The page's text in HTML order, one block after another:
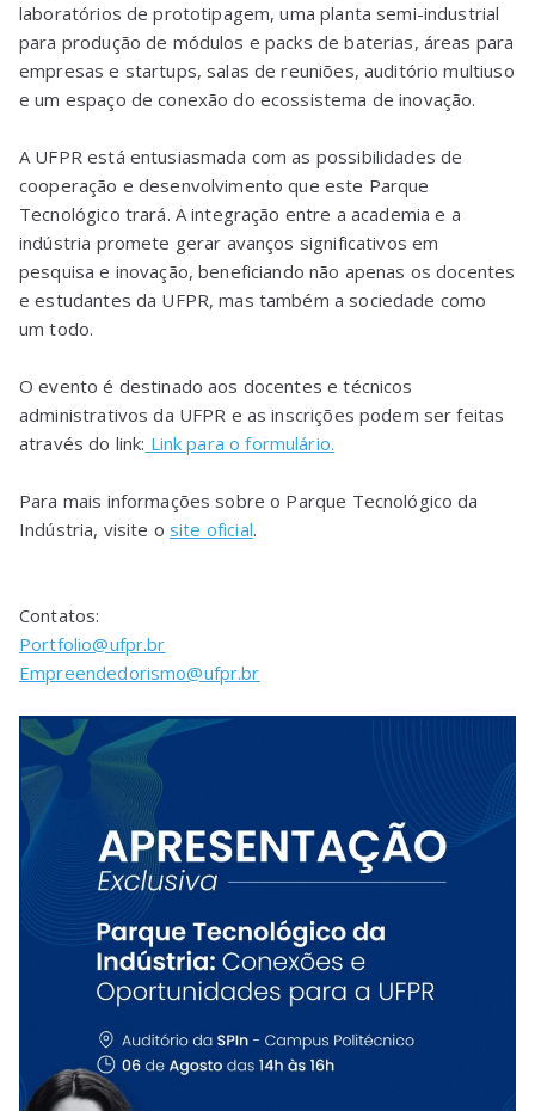
laboratórios de prototipagem, uma planta semi-industrial
para produção de módulos e packs de baterias, áreas para
empresas e startups, salas de reuniões, auditório multiuso
e um espaço de conexão do ecossistema de inovação.
A UFPR está entusiasmada com as possibilidades de
cooperação e desenvolvimento que este Parque
Tecnológico trará. A integração entre a academia e a
indústria promete gerar avanços significativos em
pesquisa e inovação, beneficiando não apenas os docentes
e estudantes da UFPR, mas também a sociedade como
um todo.
O evento é destinado aos docentes e técnicos
administrativos da UFPR e as inscrições podem ser feitas
através do link: Link para o formulário.
Para mais informações sobre o Parque Tecnológico da
Indústria, visite osite oficial.
Contatos:
Portfolio@ufpr.br
Empreendedorismo@ufpr.br